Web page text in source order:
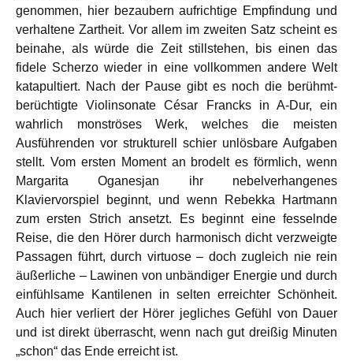
genommen, hier bezaubern aufrichtige Empfindung und
verhaltene Zartheit. Vor allem im zweiten Satz scheint es
beinahe, als würde die Zeit stillstehen, bis einen das
fidele Scherzo wieder in eine vollkommen andere Welt
katapultiert. Nach der Pause gibt es noch die berühmt-
berüchtigte Violinsonate César Francks in A-Dur, ein
wahrlich monströses Werk, welches die meisten
Ausführenden vor strukturell schier unlösbare Aufgaben
stellt. Vom ersten Moment an brodelt es förmlich, wenn
Margarita Oganesjan ihr nebelverhangenes
Klaviervorspiel beginnt, und wenn Rebekka Hartmann
zum ersten Strich ansetzt. Es beginnt eine fesselnde
Reise, die den Hörer durch harmonisch dicht verzweigte
Passagen führt, durch virtuose – doch zugleich nie rein
äußerliche – Lawinen von unbändiger Energie und durch
einfühlsame Kantilenen in selten erreichter Schönheit.
Auch hier verliert der Hörer jegliches Gefühl von Dauer
und ist direkt überrascht, wenn nach gut dreißig Minuten
„schon“ das Ende erreicht ist.